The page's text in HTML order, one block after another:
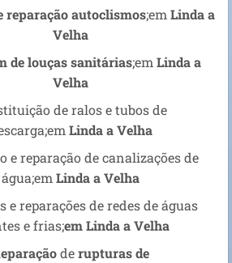
reparação autoclismos;em Linda a
Velha
de louças sanitárias;em Linda a
Velha
de ralos e tubos de
Linda a Velha
e reparação de canalizações de
água;em Linda a Velha
e reparações de redes de águas
e frias;emLinda a Velha
derupturas de